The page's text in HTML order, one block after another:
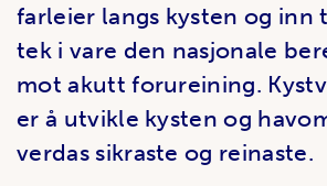
farleier langs kysten og inn
tek i vare den nasjonale
mot akutt forureining.
er å utvikle kysten og
verdas sikraste og reinaste.